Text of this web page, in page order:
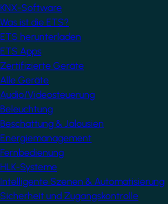
KNX-Software
Was ist die ETS?
ETS herunterladen
ETS Apps
Zertifizierte Geräte
Alle Geräte
Audio/Videosteuerung
Beleuchtung
Beschattung & Jalousien
Energiemanagement
Fernbedienung
HLK-Systeme
Intelligente Szenen & Automatisierung
Sicherheit und Zugangskontrolle